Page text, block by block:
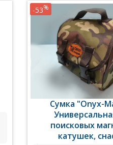
Сумка "Onyx-
поисковых
катушек,
-53%